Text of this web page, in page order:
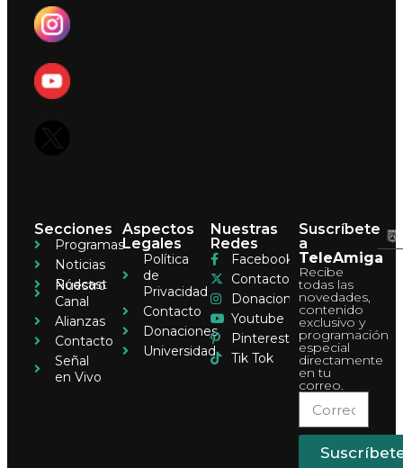
Secciones
Programas
Noticias
Pódcast
Nuestro
Canal
Alianzas
Contacto
Señal
en Vivo
Aspectos
Legales
Política
de
Privacidad
Contacto
Donaciones
Universidad
Nuestras
Redes
Facebook
Contacto
Donaciones
Youtube
Pinterest
Tik Tok
Suscríbete
a
TeleAmiga
Recibe
todas las
novedades,
contenido
exclusivo y
programación
especial
directamente
en tu
correo.